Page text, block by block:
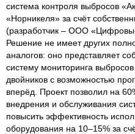
система контроля выбросов
«Норникеля» за счёт
(разработчик – ООО
Решение не имеет других
аналогов: оно представляет
систему мониторинга
двойников с возможностью
вперёд. Проект позволил на
внедрения и обслуживания
повысить эффективность
оборудования на 10–15% за